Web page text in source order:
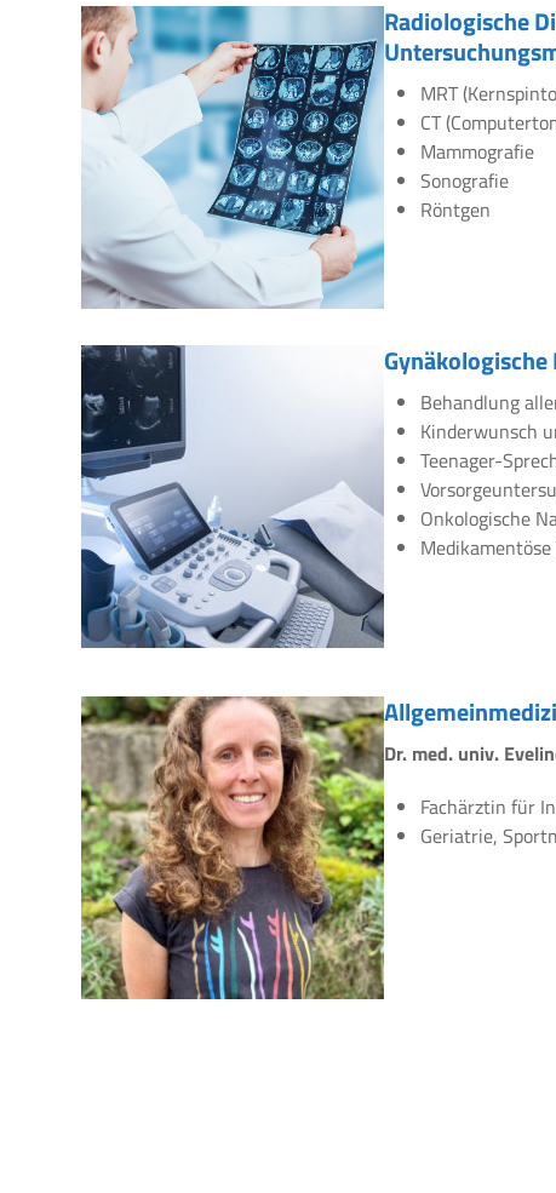
Radiologische
MRT
CT
Mammografie
Sonografie
Röntgen
Behandlung
Kinderwunsch
Teenager-
Onkologische
Dr. med. univ.
Fachärztin für
Geriatrie,